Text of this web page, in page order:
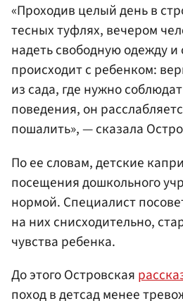
«Проходив целый день в
тесных туфлях, вечером
надеть свободную одежду и
происходит с ребенком:
из сада, где нужно
поведения, он
пошалить», — сказала
По ее словам, детские
посещения дошкольного
нормой. Специалист
на них снисходительно,
чувства ребенка.
До этого Островская
поход в детсад менее